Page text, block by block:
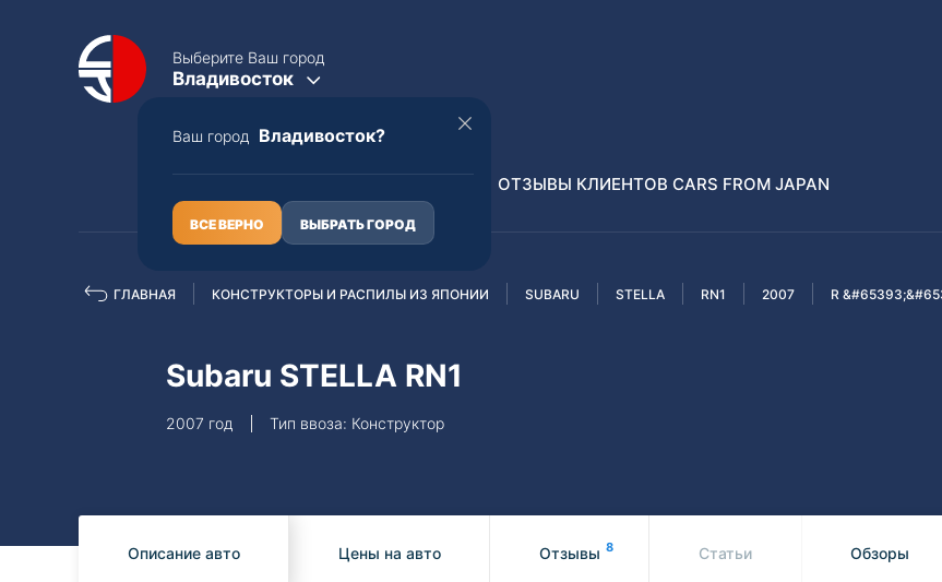
Выберите Ваш город
Владивосток
Ваш город Владивосток?
ВСЕ ВЕРНО ВЫБРАТЬ ГОРОД
Полная пошлина Распилы и конструкторы
ОТЗЫВЫ КЛИЕНТОВ CARS FROM JAPAN
ГЛАВНАЯ КОНСТРУКТОРЫ И РАСПИЛЫ ИЗ ЯПОНИИ SUBARU STELLA RN1 2007 R
Subaru STELLA RN1
2007 год Тип ввоза: Конструктор
Описание авто Цены на авто Отзывы 8 Статьи Обзоры